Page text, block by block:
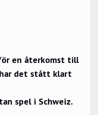
en återkomst till
det stått klart
spel i Schweiz.